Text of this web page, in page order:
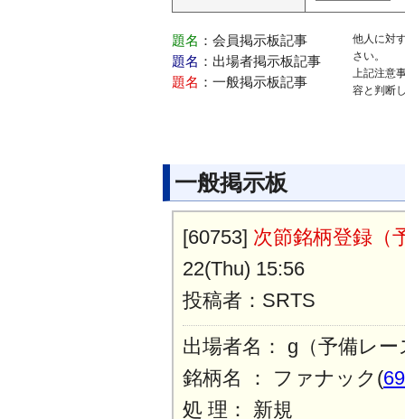
題名 ：会員掲示板記事
題名 ：出場者掲示板記事
題名 ：一般掲示板記事
他人に対
さい。
上記注意
容と判断
一般掲示板
[60753] 次節銘柄登録（
22(Thu) 15:56
投稿者：SRTS
出場者名： g（予備レー
銘柄名 ： ファナック(
処 理： 新規